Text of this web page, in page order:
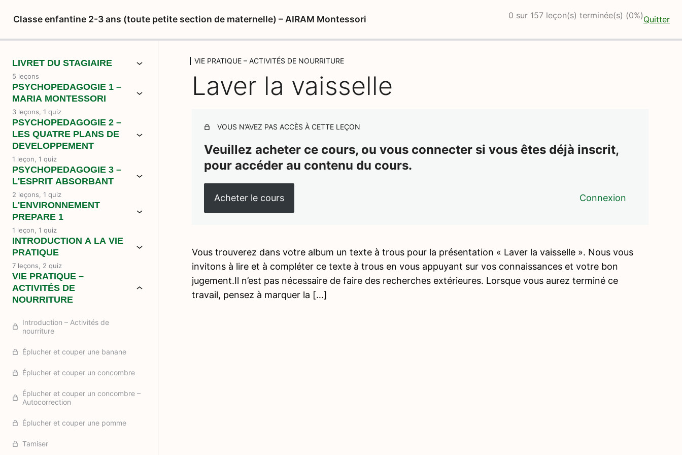
Classe enfantine 2-3 ans (toute petite section de maternelle) – AIRAM Montessori 0 sur 157 leçon(s) terminée(s) (0%)Quitter
LIVRET DU STAGIAIRE
5 leçons
PSYCHOPEDAGOGIE 1 –
MARIA MONTESSORI
3 leçons, 1 quiz
PSYCHOPEDAGOGIE 2 –
LES QUATRE PLANS DE
DEVELOPPEMENT
1 leçon, 1 quiz
PSYCHOPEDAGOGIE 3 –
L'ESPRIT ABSORBANT
2 leçons, 1 quiz
L'ENVIRONNEMENT
PREPARE 1
1 leçon, 1 quiz
INTRODUCTION A LA VIE
PRATIQUE
7 leçons, 2 quiz
VIE PRATIQUE –
ACTIVITÉS DE
NOURRITURE
Introduction – Activités de
nourriture
Éplucher et couper une banane
Éplucher et couper un concombre
Éplucher et couper un concombre –
Autocorrection
Éplucher et couper une pomme
Tamiser
VIE PRATIQUE – ACTIVITÉS DE NOURRITURE
Laver la vaisselle
VOUS N’AVEZ PAS ACCÈS À CETTE LEÇON
Veuillez acheter ce cours, ou vous connecter si vous êtes déjà inscrit,
pour accéder au contenu du cours.
Acheter le cours Connexion
Vous trouverez dans votre album un texte à trous pour la présentation « Laver la vaisselle ». Nous vous
invitons à lire et à compléter ce texte à trous en vous appuyant sur vos connaissances et votre bon
jugement.Il n’est pas nécessaire de faire des recherches extérieures. Lorsque vous aurez terminé ce
travail, pensez à marquer la […]